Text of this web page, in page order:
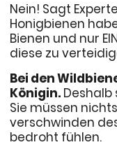
Nein! Sagt
Honigbienen
Bienen und nur
diese zu
Bei den
Königin. Deshalb
Sie müssen
verschwinden
bedroht fühlen.